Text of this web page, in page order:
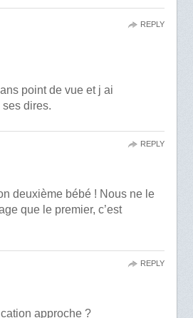
point de vue et j ai
dires.
REPLY
deuxième bébé ! Nous ne le
que le premier, c’est
REPLY
approche ?
REPLY